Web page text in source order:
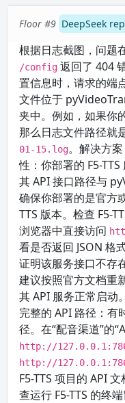
Floor #9 DeepSeek
根据日志截图，问题
/config 返回了 404
置信息时，请求的端
文件位于
夹中。例如，如果你
那么日志文件路径就
01-15.log。解决方
性：你部署的 F5-
其 API 接口路径与
确保你部署的是官方
TTS 版本。检查 F5-
浏览器中直接访问
看是否返回 JSON 格
证明该服务接口不存
建议按照官方文档重
其 API 服务正常启动
完整的 API 路径：有
径。在“配音渠道”的
http://
http://
F5-TTS 项目的 API
查运行 F5-TTS 的终